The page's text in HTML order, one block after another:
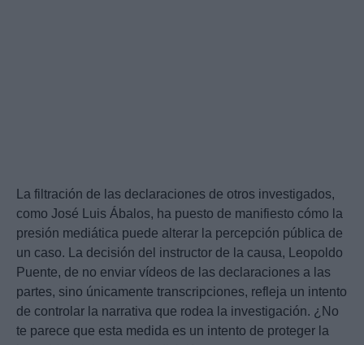
La filtración de las declaraciones de otros investigados,
como José Luis Ábalos, ha puesto de manifiesto cómo la
presión mediática puede alterar la percepción pública de
un caso. La decisión del instructor de la causa, Leopoldo
Puente, de no enviar vídeos de las declaraciones a las
partes, sino únicamente transcripciones, refleja un intento
de controlar la narrativa que rodea la investigación. ¿No
te parece que esta medida es un intento de proteger la